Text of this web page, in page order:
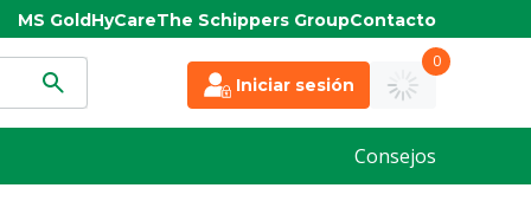
MS GoldHyCareThe Schippers GroupContacto
Iniciar sesión
0
Consejos